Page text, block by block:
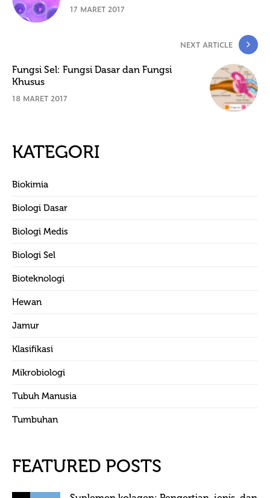
17 MARET 2017
NEXT ARTICLE
Fungsi Sel: Fungsi Dasar dan Fungsi
Khusus
18 MARET 2017
KATEGORI
Biokimia
Biologi Dasar
Biologi Medis
Biologi Sel
Bioteknologi
Hewan
Jamur
Klasifikasi
Mikrobiologi
Tubuh Manusia
Tumbuhan
FEATURED POSTS